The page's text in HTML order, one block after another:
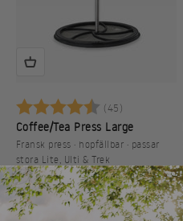
Betyg: (45)
4.5 utav 5
Coffee/Tea Press Large
Fransk press · hopfällbar · passar
stora Lite, Ulti & Trek
REA-pris
199 kr